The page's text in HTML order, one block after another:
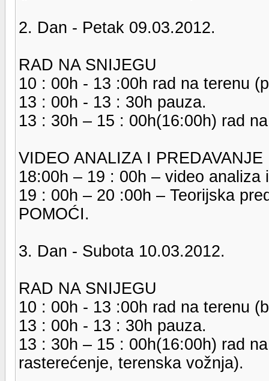
2. Dan - Petak 09.03.2012.
RAD NA SNIJEGU
10 : 00h - 13 :00h rad na terenu
13 : 00h - 13 : 30h pauza.
13 : 30h – 15 : 00h(16:00h) rad
VIDEO ANALIZA I PREDAVANJE
18:00h – 19 : 00h – video analiza
19 : 00h – 20 :00h – Teorijska
POMOĆI.
3. Dan - Subota 10.03.2012.
RAD NA SNIJEGU
10 : 00h - 13 :00h rad na terenu
13 : 00h - 13 : 30h pauza.
13 : 30h – 15 : 00h(16:00h) rad
rasterećenje, terenska vožnja).